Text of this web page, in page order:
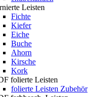
Leisten
Fichte
Kiefer
Eiche
Buche
Ahorn
Kirsche
Kork
folierte Leisten
folierte Leisten Zubehör